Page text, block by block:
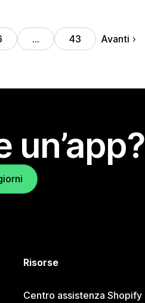
… 43 Avanti
Risorse
Centro assistenza Shopify